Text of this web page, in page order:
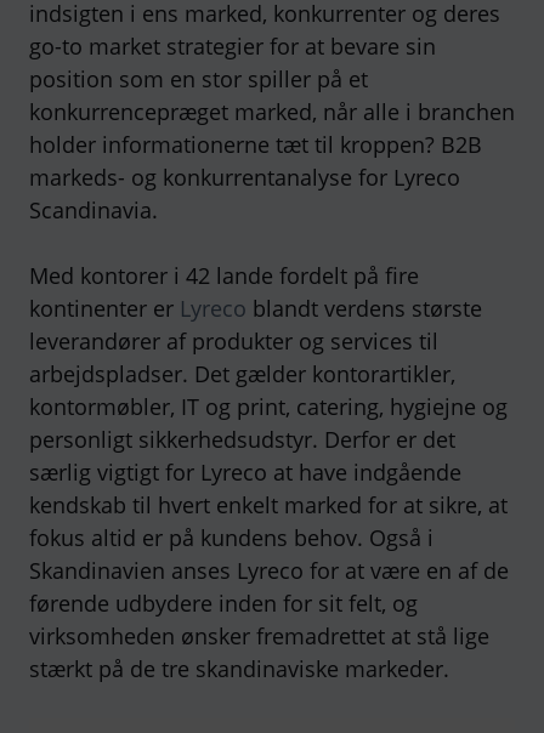
indsigten i ens marked, konkurrenter og deres
go-to market strategier for at bevare sin
position som en stor spiller på et
konkurrencepræget marked, når alle i branchen
holder informationerne tæt til kroppen? B2B
markeds- og konkurrentanalyse for Lyreco
Scandinavia.
Med kontorer i 42 lande fordelt på fire
kontinenter er Lyreco blandt verdens største
leverandører af produkter og services til
arbejdspladser. Det gælder kontorartikler,
kontormøbler, IT og print, catering, hygiejne og
personligt sikkerhedsudstyr. Derfor er det
særlig vigtigt for Lyreco at have indgående
kendskab til hvert enkelt marked for at sikre, at
fokus altid er på kundens behov. Også i
Skandinavien anses Lyreco for at være en af de
førende udbydere inden for sit felt, og
virksomheden ønsker fremadrettet at stå lige
stærkt på de tre skandinaviske markeder.